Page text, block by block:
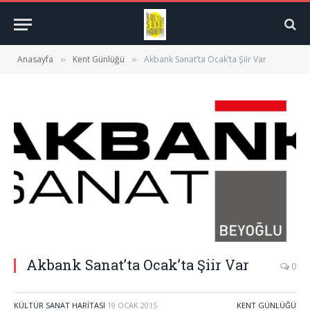
Anasayfa » Kent Günlüğü » Akbank Sanat’ta Ocak’ta Şiir Var
Akbank Sanat’ta Ocak’ta Şiir Var 0
KÜLTÜR SANAT HARITASI 19 OCAK 2015 KENT GÜNLÜĞÜ